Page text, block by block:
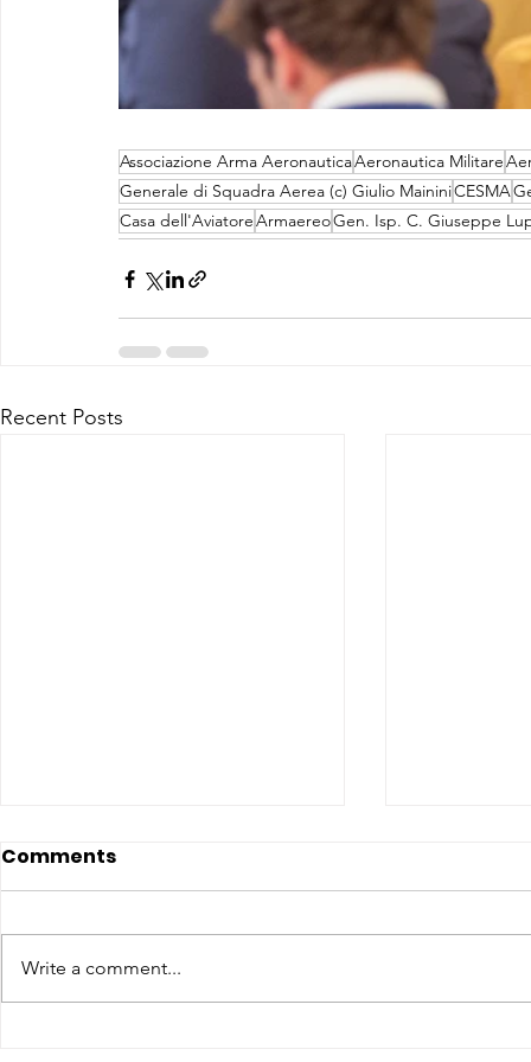
Associazione Arma AeronauticaAeronautica Militare
Generale di Squadra Aerea (c) Giulio MaininiCESMA
Casa dell'AviatoreArmaereoGen. Isp. C. Giuseppe
Recent Posts
Comments
Write a comment...